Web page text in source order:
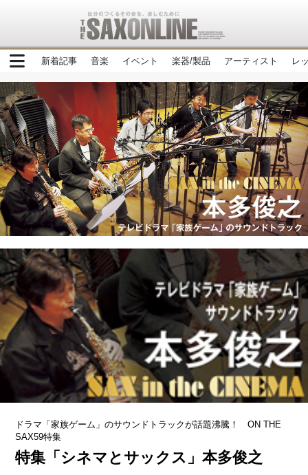
新着記事 音楽 イベント 楽器/製品 アーティスト レ
ドラマ「家族ゲーム」のサウンドトラックが話題沸騰！ ON THE
SAX59特集
特集「シネマとサックス」本多俊之